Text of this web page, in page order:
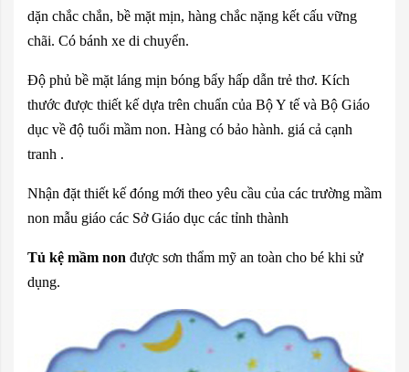
dặn chắc chắn, bề mặt mịn, hàng chắc nặng kết cấu vững
chãi. Có bánh xe di chuyển.
Độ phủ bề mặt láng mịn bóng bẩy hấp dẫn trẻ thơ. Kích
thước được thiết kế dựa trên chuẩn của Bộ Y tế và Bộ Giáo
dục về độ tuổi mầm non. Hàng có bảo hành. giá cả cạnh
tranh .
Nhận đặt thiết kế đóng mới theo yêu cầu của các trường mầm
non mẫu giáo các Sở Giáo dục các tỉnh thành
Tủ kệ mầm non được sơn thẩm mỹ an toàn cho bé khi sử
dụng.